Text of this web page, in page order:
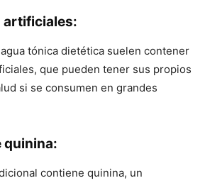
artificiales:
tónica dietética suelen contener
que pueden tener sus propios
si se consumen en grandes
quinina:
contiene quinina, un